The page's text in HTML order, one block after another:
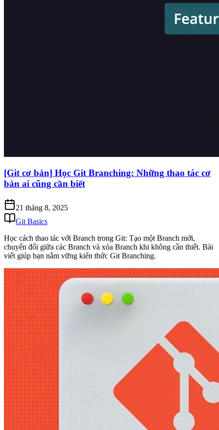
[Git cơ bản] Học Git Branching: Những thao tác cơ
bản ai cũng cần biết
21 tháng 8, 2025
Git Basics
Học cách thao tác với Branch trong Git: Tạo một Branch mới,
chuyển đổi giữa các Branch và xóa Branch khi không cần thiết. Bài
viết giúp bạn nắm vững kiến thức Git Branching.